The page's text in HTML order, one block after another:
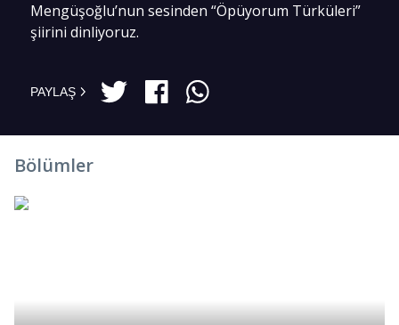
Mengüşoğlu’nun sesinden “Öpüyorum Türküleri”
şiirini dinliyoruz.
PAYLAŞ
Bölümler